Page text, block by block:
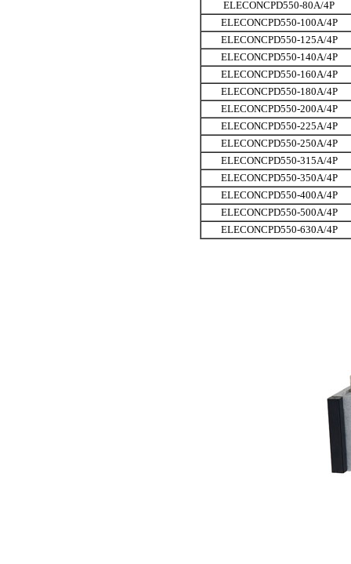
ELECONCPD550-80A/4P
ELECONCPD550-100A/4P
ELECONCPD550-125A/4P
ELECONCPD550-140A/4P
ELECONCPD550-160A/4P
ELECONCPD550-180A/4P
ELECONCPD550-200A/4P
ELECONCPD550-225A/4P
ELECONCPD550-250A/4P
ELECONCPD550-315A/4P
ELECONCPD550-350A/4P
ELECONCPD550-400A/4P
ELECONCPD550-500A/4P
ELECONCPD550-630A/4P